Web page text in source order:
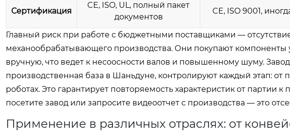
Сертификация
CE, ISO, UL, полный пакет
документов
CE, ISO 9001,
Главный риск при работе с бюджетными поставщиками —
механообрабатывающего производства. Они покупают компоненты
вручную, что ведет к несоосности валов и повышенному шуму.
производственная база в Шаньдуне, контролируют каждый этап:
роботах. Это гарантирует повторяемость характеристик от партии
посетите завод или запросите видеоотчет с производства — это
Применение в различных отраслях: от